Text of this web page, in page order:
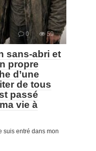
0 59
sans-abri et
propre
d’une
de tous
passé
vie à
suis entré dans mon